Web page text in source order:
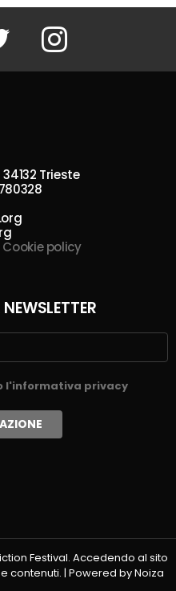
Twitter Instagram
Trieste
Cookie policy
l'informativa privacy
Festival. Accedendo al sito
contenuti. | Powered by Noiza